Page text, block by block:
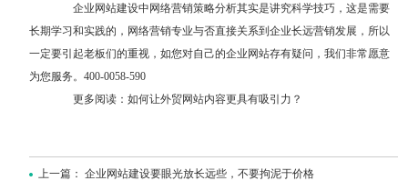
企业网站建设中网络营销策略分析其实是讲究科学技巧，这是需要
长期学习和实践的，网络营销专业与否直接关系到企业长远营销发展，所以
一定要引起老板们的重视，如您对自己的企业网站存有疑问，我们非常愿意
为您服务。400-0058-590
更多阅读：如何让外贸网站内容更具有吸引力？
上一篇：企业网站建设要眼光放长远些，不要拘泥于价格